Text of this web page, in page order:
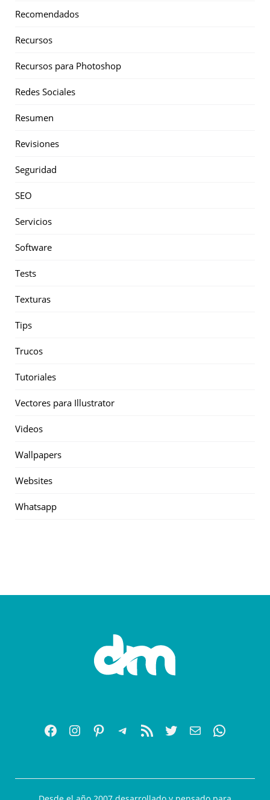
Recomendados
Recursos
Recursos para Photoshop
Redes Sociales
Resumen
Revisiones
Seguridad
SEO
Servicios
Software
Tests
Texturas
Tips
Trucos
Tutoriales
Vectores para Illustrator
Videos
Wallpapers
Websites
Whatsapp